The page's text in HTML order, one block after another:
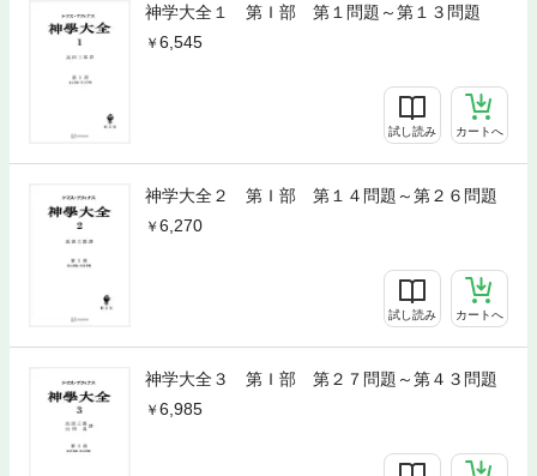
神学大全１ 第Ｉ部 第１問題～第１３問題
6,545
試し読み カートへ
神学大全２ 第Ｉ部 第１４問題～第２６問題
6,270
試し読み カートへ
神学大全３ 第Ｉ部 第２７問題～第４３問題
6,985